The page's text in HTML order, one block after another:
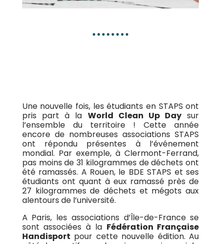
Une nouvelle fois, les étudiants en STAPS ont
pris part à la World Clean Up Day sur
l’ensemble du territoire ! Cette année
encore de nombreuses associations STAPS
ont répondu présentes à l’événement
mondial. Par exemple, à Clermont-Ferrand,
pas moins de 31 kilogrammes de déchets ont
été ramassés. A Rouen, le BDE STAPS et ses
étudiants ont quant à eux ramassé près de
27 kilogrammes de déchets et mégots aux
alentours de l’université.
A Paris, les associations d’Île-de-France se
sont associées à la Fédération Française
Handisport pour cette nouvelle édition. Au